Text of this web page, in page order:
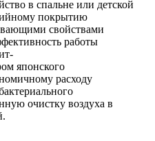
в спальне или детской
покрытию
свойствами
работы
японского
расходу
очистку воздуха в